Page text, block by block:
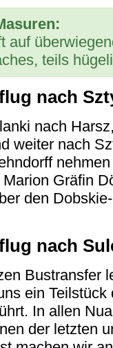
auf
teils
nach
nach
weiter nach
Gräfin
den
nach
Bustransfer
ein
In allen
der letzten